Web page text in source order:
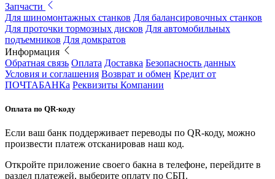
Запчасти
Для шиномонтажных станков Для балансировочных станков
Для проточки тормозных дисков Для автомобильных
подъемников Для домкратов
Информация
Обратная связь Оплата Доставка Безопасность данных
Условия и соглашения Возврат и обмен Кредит от
ПОЧТАБАНКа Реквизиты Компании
Оплата по QR-коду
Если ваш банк поддерживает переводы по QR-коду, можно
произвести платеж отсканировав наш код.
Откройте приложение своего бакна в телефоне, перейдите в
раздел платежей, выберите оплату по СБП.